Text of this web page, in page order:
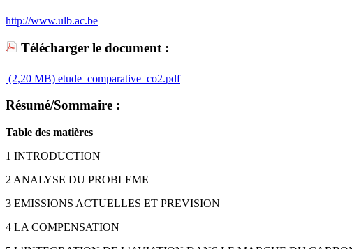
http://www.ulb.ac.be
Télécharger le document :
(2,20 MB) etude_comparative_co2.pdf
Résumé/Sommaire :
Table des matières
1 INTRODUCTION
2 ANALYSE DU PROBLEME
3 EMISSIONS ACTUELLES ET PREVISION
4 LA COMPENSATION